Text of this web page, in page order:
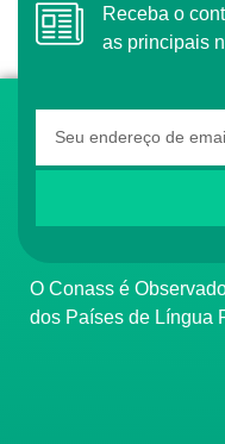
Receba o
as principais
O Conass é
dos Países de Língua